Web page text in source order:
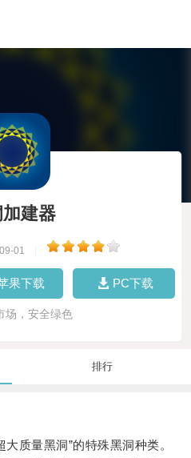
建器
01
果下载 PC下载
场，安全绿色
排行
质量黑洞”的特殊黑洞种类。